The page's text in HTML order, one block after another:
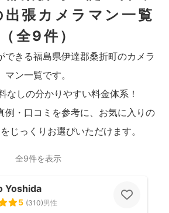
張カメラマン一覧
（全9件）
できる福島県伊達郡桑折町のカメラ
マン一覧です。
しの分かりやすい料金体系！
例・口コミを参考に、お気に入りの
じっくりお選びいただけます。
全9件を表示
Yoshida
5 (310)男性